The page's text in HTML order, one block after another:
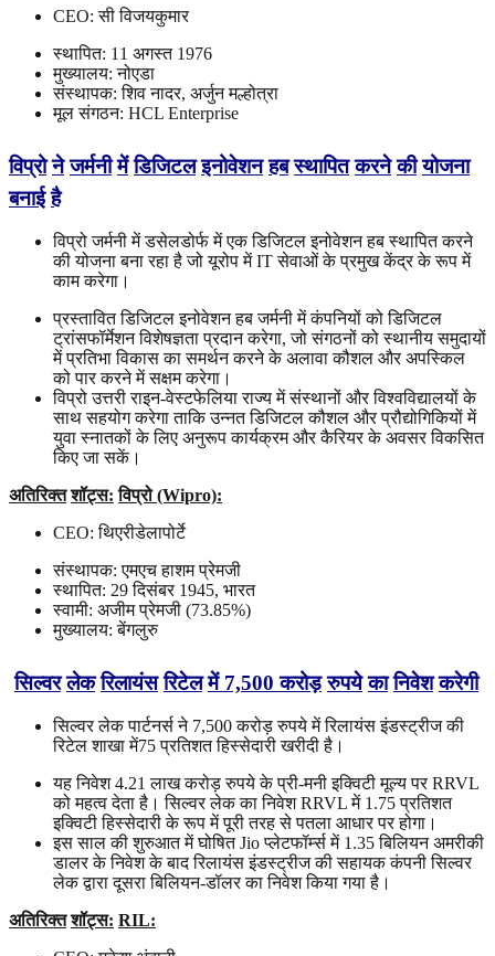
CEO: सी विजयकुमार
स्थापित: 11 अगस्त 1976
मुख्यालय: नोएडा
संस्थापक: शिव नादर, अर्जुन मल्होत्रा
मूल संगठन: HCL Enterprise
विप्रो ने जर्मनी में डिजिटल इनोवेशन हब स्थापित करने की योजना
बनाई है
विप्रो जर्मनी में डसेलडोर्फ में एक डिजिटल इनोवेशन हब स्थापित करने
की योजना बना रहा है जो यूरोप में IT सेवाओं के प्रमुख केंद्र के रूप में
काम करेगा।
प्रस्तावित डिजिटल इनोवेशन हब जर्मनी में कंपनियों को डिजिटल
ट्रांसफॉर्मेशन विशेषज्ञता प्रदान करेगा, जो संगठनों को स्थानीय समुदायों
में प्रतिभा विकास का समर्थन करने के अलावा कौशल और अपस्किल
को पार करने में सक्षम करेगा।
विप्रो उत्तरी राइन-वेस्टफेलिया राज्य में संस्थानों और विश्वविद्यालयों के
साथ सहयोग करेगा ताकि उन्नत डिजिटल कौशल और प्रौद्योगिकियों में
युवा स्नातकों के लिए अनुरूप कार्यक्रम और कैरियर के अवसर विकसित
किए जा सकें।
अतिरिक्त शॉट्स: विप्रो (Wipro):
CEO: थिएरीडेलापोर्टे
संस्थापक: एमएच हाशम प्रेमजी
स्थापित: 29 दिसंबर 1945, भारत
स्वामी: अजीम प्रेमजी (73.85%)
मुख्यालय: बेंगलुरु
सिल्वर लेक रिलायंस रिटेल में7,500करोड़ रुपये का निवेश करेगी
सिल्वर लेक पार्टनर्स ने 7,500 करोड़ रुपये में रिलायंस इंडस्ट्रीज की
रिटेल शाखा में75 प्रतिशत हिस्सेदारी खरीदी है।
यह निवेश 4.21 लाख करोड़ रुपये के प्री-मनी इक्विटी मूल्य पर RRVL
को महत्व देता है। सिल्वर लेक का निवेश RRVL में 1.75 प्रतिशत
इक्विटी हिस्सेदारी के रूप में पूरी तरह से पतला आधार पर होगा।
इस साल की शुरुआत में घोषित Jio प्लेटफॉर्म्स में 1.35 बिलियन अमरीकी
डालर के निवेश के बाद रिलायंस इंडस्ट्रीज की सहायक कंपनी सिल्वर
लेक द्वारा दूसरा बिलियन-डॉलर का निवेश किया गया है।
अतिरिक्त शॉट्स: RIL: